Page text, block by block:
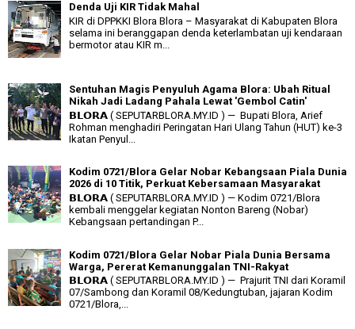
Denda Uji KIR Tidak Mahal
KIR di DPPKKI Blora Blora – Masyarakat di Kabupaten Blora
selama ini beranggapan denda keterlambatan uji kendaraan
bermotor atau KIR m...
Sentuhan Magis Penyuluh Agama Blora: Ubah Ritual
Nikah Jadi Ladang Pahala Lewat 'Gembol Catin'
𝗕𝗟𝗢𝗥𝗔 ( SEPUTARBLORA.MY.ID ) — Bupati Blora, Arief
Rohman menghadiri Peringatan Hari Ulang Tahun (HUT) ke-3
Ikatan Penyul...
Kodim 0721/Blora Gelar Nobar Kebangsaan Piala Dunia
2026 di 10 Titik, Perkuat Kebersamaan Masyarakat
𝗕𝗟𝗢𝗥𝗔 ( SEPUTARBLORA.MY.ID ) — Kodim 0721/Blora
kembali menggelar kegiatan Nonton Bareng (Nobar)
Kebangsaan pertandingan P...
Kodim 0721/Blora Gelar Nobar Piala Dunia Bersama
Warga, Pererat Kemanunggalan TNI-Rakyat
𝗕𝗟𝗢𝗥𝗔 ( SEPUTARBLORA.MY.ID ) — Prajurit TNI dari Koramil
07/Sambong dan Koramil 08/Kedungtuban, jajaran Kodim
0721/Blora,...